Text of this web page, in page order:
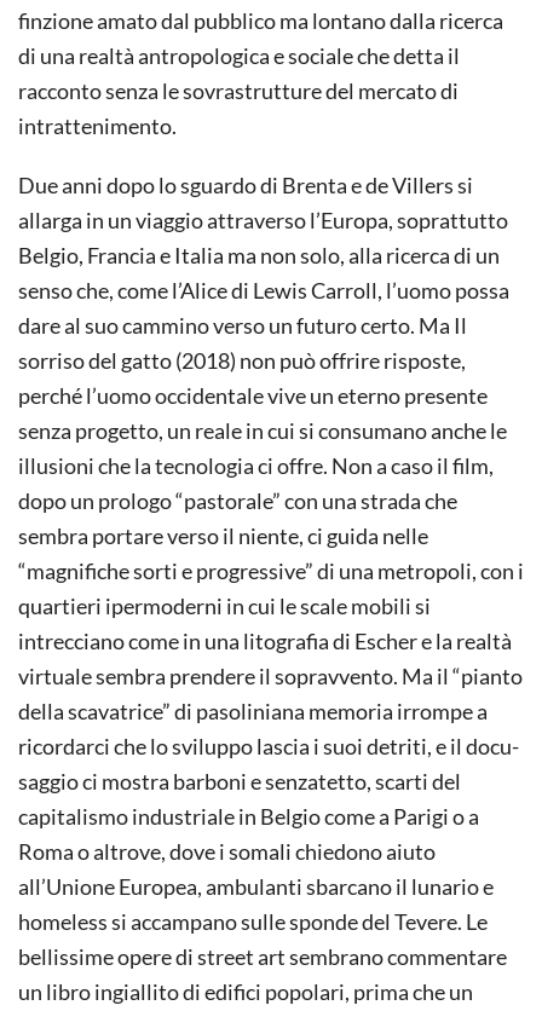
finzione amato dal pubblico ma lontano dalla ricerca
di una realtà antropologica e sociale che detta il
racconto senza le sovrastrutture del mercato di
intrattenimento.
Due anni dopo lo sguardo di Brenta e de Villers si
allarga in un viaggio attraverso l’Europa, soprattutto
Belgio, Francia e Italia ma non solo, alla ricerca di un
senso che, come l’Alice di Lewis Carroll, l’uomo possa
dare al suo cammino verso un futuro certo. Ma Il
sorriso del gatto (2018) non può offrire risposte,
perché l’uomo occidentale vive un eterno presente
senza progetto, un reale in cui si consumano anche le
illusioni che la tecnologia ci offre. Non a caso il film,
dopo un prologo “pastorale” con una strada che
sembra portare verso il niente, ci guida nelle
“magnifiche sorti e progressive” di una metropoli, con i
quartieri ipermoderni in cui le scale mobili si
intrecciano come in una litografia di Escher e la realtà
virtuale sembra prendere il sopravvento. Ma il “pianto
della scavatrice” di pasoliniana memoria irrompe a
ricordarci che lo sviluppo lascia i suoi detriti, e il docu-
saggio ci mostra barboni e senzatetto, scarti del
capitalismo industriale in Belgio come a Parigi o a
Roma o altrove, dove i somali chiedono aiuto
all’Unione Europea, ambulanti sbarcano il lunario e
homeless si accampano sulle sponde del Tevere. Le
bellissime opere di street art sembrano commentare
un libro ingiallito di edifici popolari, prima che un